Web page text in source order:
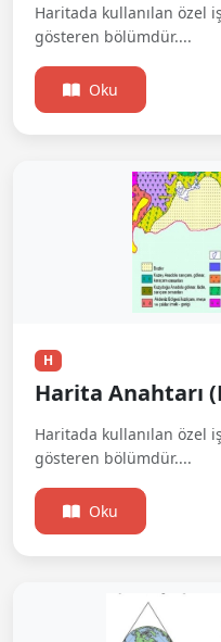
Haritada kullanılan özel
gösteren bölümdür....
Oku
H
Harita Anahtarı
Haritada kullanılan özel
gösteren bölümdür....
Oku